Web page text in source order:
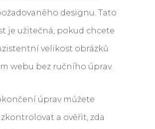
designu. Tato
je užitečná, pokud chcete
velikost obrázků
webu bez ručního úprav.
úprav můžete
a ověřit, zda